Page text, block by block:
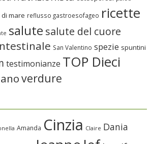
mare reflusso gastroesofageo ricette
salute salute del cuore
San Valentino spezie spuntini
testimonianze TOP Dieci
verdure
Amanda Cinzia Claire Dania